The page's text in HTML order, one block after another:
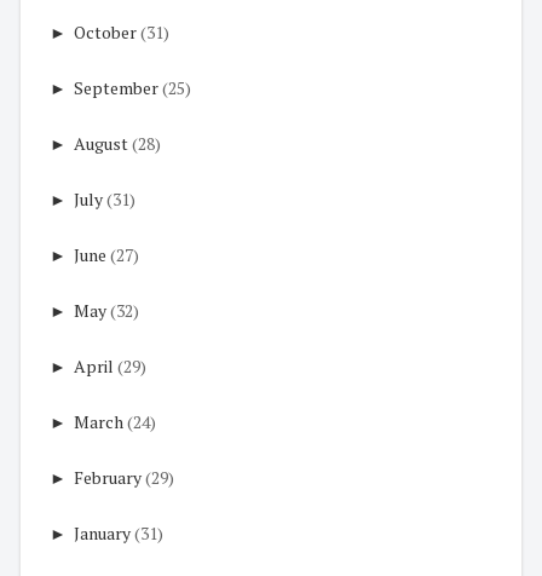
► October(31)
► September(25)
► August(28)
► July(31)
► June (27)
► May(32)
► April (29)
► March(24)
► February(29)
► January(31)